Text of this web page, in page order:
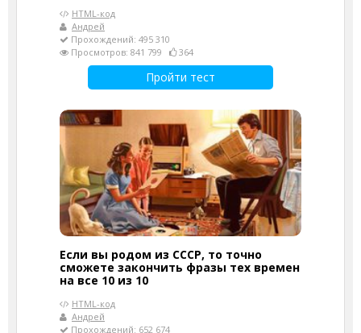
HTML-код
Андрей
Прохождений: 495 310
Просмотров: 841 799
364
Пройти тест
Если вы родом из СССР, то точно
сможете закончить фразы тех времен
на все 10 из 10
HTML-код
Андрей
Прохождений: 652 674